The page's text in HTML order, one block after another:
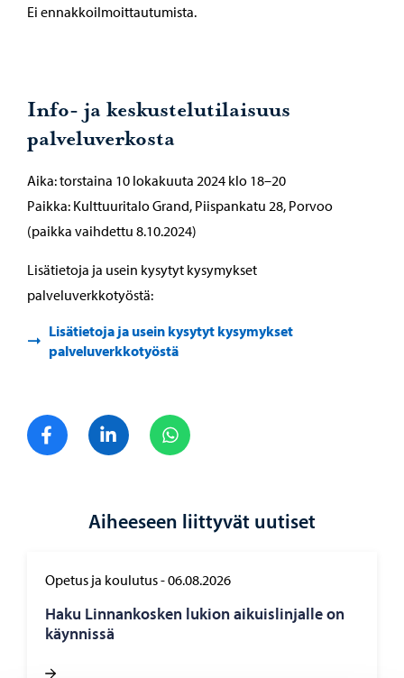
Ei ennakkoilmoittautumista.
Info- ja keskustelutilaisuus
palveluverkosta
Aika: torstaina 10 lokakuuta 2024 klo 18–20
Paikka: Kulttuuritalo Grand, Piispankatu 28, Porvoo
(paikka vaihdettu 8.10.2024)
Lisätietoja ja usein kysytyt kysymykset
palveluverkkotyöstä:
Lisätietoja ja usein kysytyt kysymykset
palveluverkkotyöstä
Jaa FacebookJaa LinkedIn
Aiheeseen liittyvät uutiset
Opetus ja koulutus-06.08.2026
Haku Lin­nan­kos­ken lu­kion ai­kuis­lin­jal­le on
käyn­nis­sä